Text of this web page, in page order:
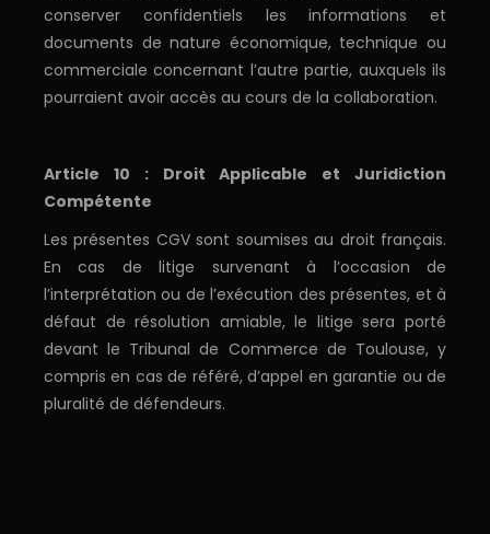
conserver confidentiels les informations et
documents de nature économique, technique ou
commerciale concernant l’autre partie, auxquels ils
pourraient avoir accès au cours de la collaboration.
Article 10 : Droit Applicable et Juridiction
Compétente
Les présentes CGV sont soumises au droit français.
En cas de litige survenant à l’occasion de
l’interprétation ou de l’exécution des présentes, et à
défaut de résolution amiable, le litige sera porté
devant le Tribunal de Commerce de Toulouse, y
compris en cas de référé, d’appel en garantie ou de
pluralité de défendeurs.